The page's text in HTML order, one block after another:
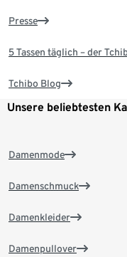
Presse
5 Tassen täglich – der
Tchibo Blog
Unsere beliebtesten
Damenmode
Damenschmuck
Damenkleider
Damenpullover